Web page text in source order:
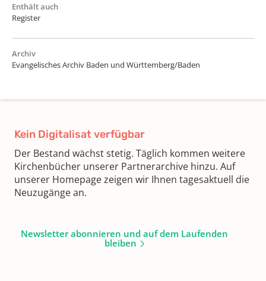
Enthält auch
Register
Archiv
Evangelisches Archiv Baden und Württemberg/Baden
Kein Digitalisat verfügbar
Der Bestand wächst stetig. Täglich kommen weitere
Kirchenbücher unserer Partnerarchive hinzu. Auf
unserer Homepage zeigen wir Ihnen tagesaktuell die
Neuzugänge an.
Newsletter abonnieren und auf dem Laufenden
bleiben